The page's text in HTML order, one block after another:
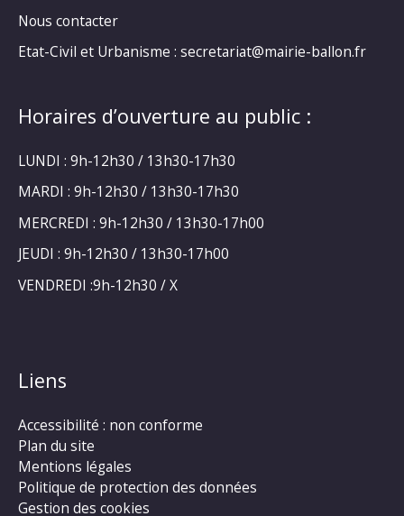
Nous contacter
Etat-Civil et Urbanisme : secretariat@mairie-ballon.fr
Horaires d’ouverture au public :
LUNDI : 9h-12h30 / 13h30-17h30
MARDI : 9h-12h30 / 13h30-17h30
MERCREDI : 9h-12h30 / 13h30-17h00
JEUDI : 9h-12h30 / 13h30-17h00
VENDREDI :9h-12h30 / X
Liens
Accessibilité : non conforme
Plan du site
Mentions légales
Politique de protection des données
Gestion des cookies